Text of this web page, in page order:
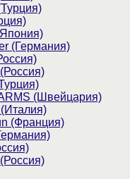
(Германия)
(Швейцария)
(Франция)